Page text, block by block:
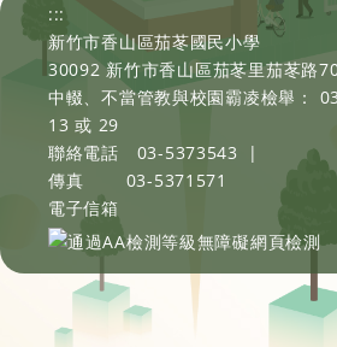
:::
新竹市香山區茄苳國民小學
30092 新竹市香山區茄苳里茄苳路
中輟、不當管教與校園霸凌檢舉：
13 或 29
聯絡電話
03-5373543
|
傳真
03-5371571
電子信箱